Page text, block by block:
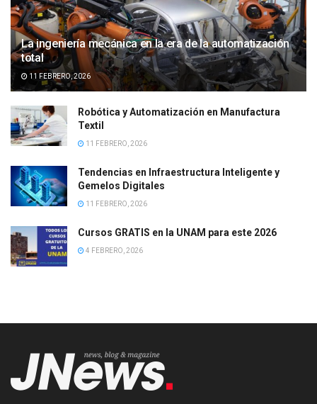
La ingeniería mecánica en la era de la automatización
total
11 FEBRERO, 2026
Robótica y Automatización en Manufactura
Textil
11 FEBRERO, 2026
Tendencias en Infraestructura Inteligente y
Gemelos Digitales
11 FEBRERO, 2026
Cursos GRATIS en la UNAM para este 2026
4 FEBRERO, 2026